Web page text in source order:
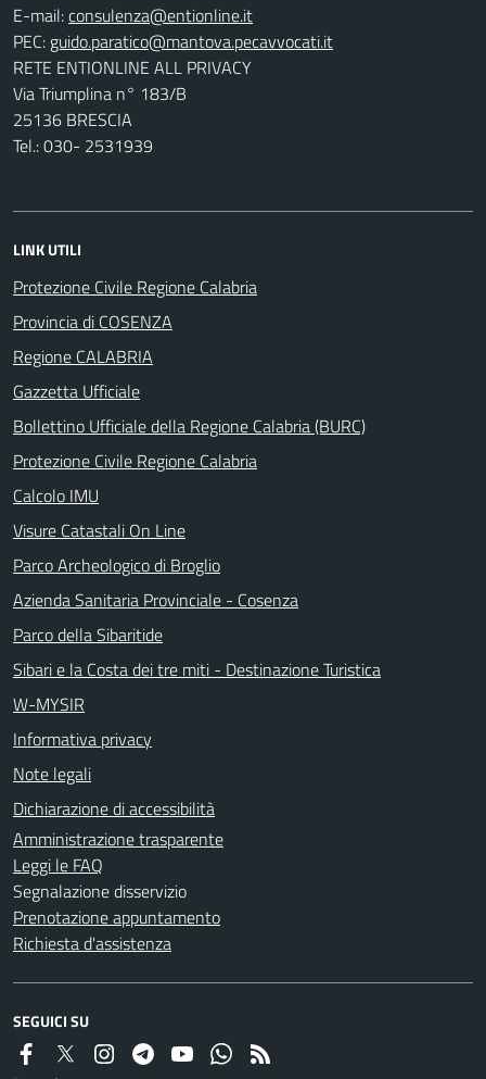
E-mail:
PEC:
RETE ENTIONLINE ALL PRIVACY
Via Triumplina n° 183/B
25136 BRESCIA
Tel.: 030- 2531939
LINK UTILI
Protezione Civile Regione Calabria
Provincia di COSENZA
Regione CALABRIA
Gazzetta Ufficiale
Bollettino Ufficiale della Regione Calabria (BURC)
Protezione Civile Regione Calabria
Calcolo IMU
Visure Catastali On Line
Parco Archeologico di Broglio
Azienda Sanitaria Provinciale - Cosenza
Parco della Sibaritide
Sibari e la Costa dei tre miti - Destinazione Turistica
W-MYSIR
Informativa privacy
Note legali
Dichiarazione di accessibilità
Amministrazione trasparente
Leggi le FAQ
Segnalazione disservizio
Prenotazione appuntamento
Richiesta d'assistenza
SEGUICI SU